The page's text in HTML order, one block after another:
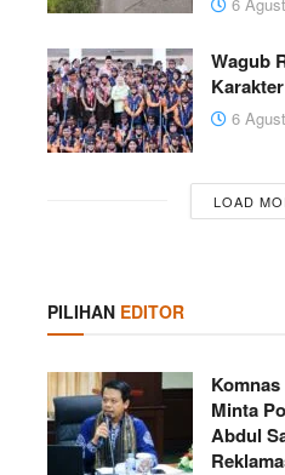
Wagub
6
LOAD
PILIHAN EDITOR
Minta
Abdul